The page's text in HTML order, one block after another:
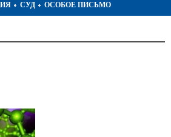
СУД ОСОБОЕ ПИСЬМО